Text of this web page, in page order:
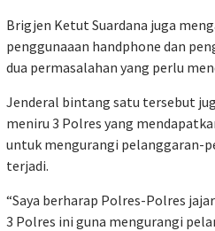
Brigjen Ketut Suardana juga
penggunaaan handphone dan
dua permasalahan yang perlu
Jenderal bintang satu tersebut
meniru 3 Polres yang
untuk mengurangi pelanggaran-
terjadi.
“Saya berharap Polres-Polres
3 Polres ini guna mengurangi